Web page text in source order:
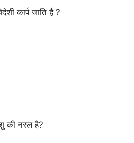
कार्प जाति है ?
की नस्ल है?